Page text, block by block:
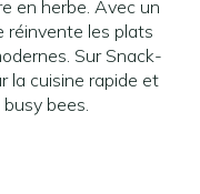
en herbe. Avec un
réinvente les plats
Sur Snack-
la cuisine rapide et
bees.